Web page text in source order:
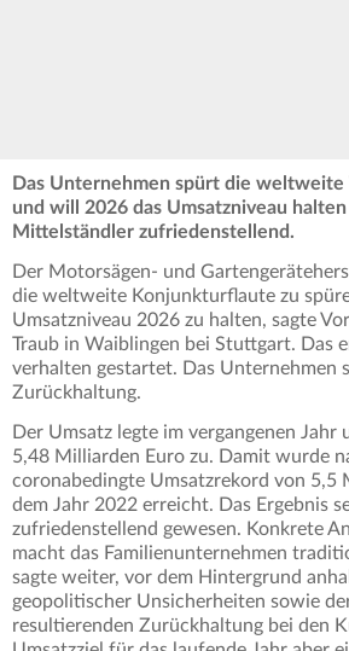
Das Unternehmen spürt die
und will 2026 das Umsatzniveau
Mittelständler zufriedenstellend.
Der Motorsägen- und
die weltweite Konjunkturflaute zu
Umsatzniveau 2026 zu halten, sagte
Traub in Waiblingen bei Stuttgart. Das
verhalten gestartet. Das Unternehmen
Zurückhaltung.
Der Umsatz legte im vergangenen Jahr
5,48 Milliarden Euro zu. Damit wurde
coronabedingte Umsatzrekord von 5,5
dem Jahr 2022 erreicht. Das Ergebnis
zufriedenstellend gewesen. Konkrete
macht das Familienunternehmen
sagte weiter, vor dem Hintergrund
geopolitischer Unsicherheiten sowie
resultierenden Zurückhaltung bei den